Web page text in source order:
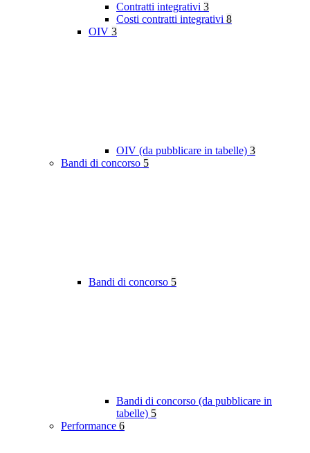
Contratti integrativi 3
Costi contratti integrativi 8
OIV 3
OIV (da pubblicare in tabelle) 3
Bandi di concorso 5
Bandi di concorso 5
Bandi di concorso (da pubblicare in
tabelle) 5
Performance 6